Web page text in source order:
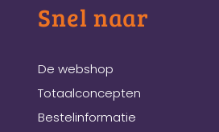
Snel naar
De webshop
Totaalconcepten
Bestelinformatie